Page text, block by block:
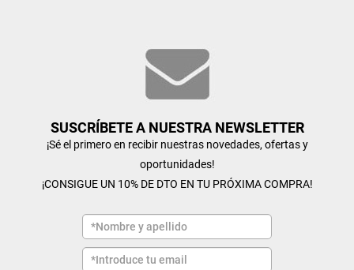
SUSCRÍBETE A NUESTRA NEWSLETTER
¡Sé el primero en recibir nuestras novedades, ofertas y
oportunidades!
¡CONSIGUE UN 10% DE DTO EN TU PRÓXIMA COMPRA!